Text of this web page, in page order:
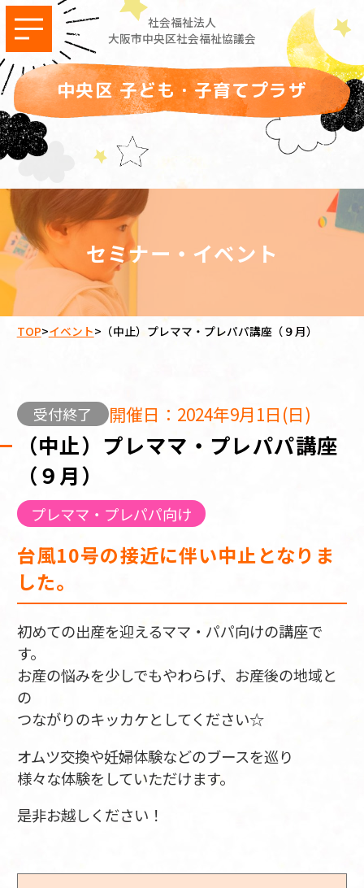
社会福祉法人
大阪市中央区社会福祉協議会
中央区 子ども・子育てプラザ
セミナー・イベント
TOP>イベント> （中止）プレママ・プレパパ講座（９月）
受付終了 開催日：2024年9月1日(日)
（中止）プレママ・プレパパ講座
（９月）
プレママ・プレパパ向け
台風10号の接近に伴い中止となりま
した。
初めての出産を迎えるママ・パパ向けの講座で
す。
お産の悩みを少しでもやわらげ、お産後の地域と
の
つながりのキッカケとしてください☆
オムツ交換や妊婦体験などのブースを巡り
様々な体験をしていただけます。
是非お越しください！